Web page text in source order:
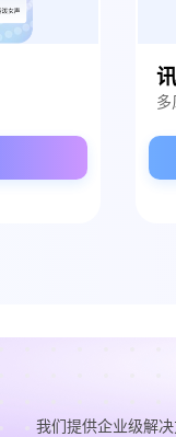
我们提供企业级解